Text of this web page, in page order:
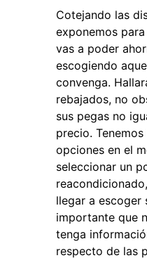
Cotejando las
exponemos
vas a poder
escogiendo
convenga.
rebajados, no
sus pegas no
precio.
opciones en el
seleccionar un
llegar a escoger
importante que
tenga
respecto de las